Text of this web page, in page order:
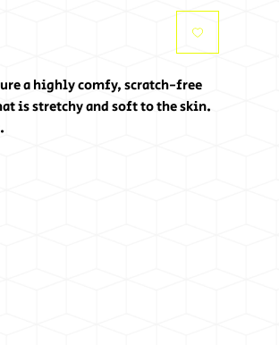
a highly comfy, scratch-free
is stretchy and soft to the skin.